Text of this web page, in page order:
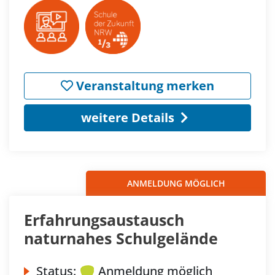
Veranstaltung merken
weitere Details
ANMELDUNG MÖGLICH
Erfahrungsaustausch
naturnahes Schulgelände
Status: Anmeldung möglich